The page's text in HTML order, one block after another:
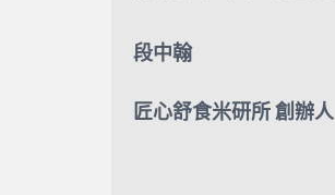
段中翰
匠心舒食米研所 創辦人